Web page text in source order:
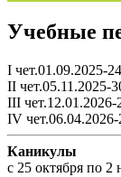
Учебные
I чет.01.09.2025-
II чет.05.11.2025-
III чет.12.01.2026-
IV
Каникулы
c 25 октября по 2